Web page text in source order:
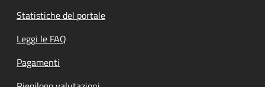
Statistiche del portale
Leggi le FAQ
Pagamenti